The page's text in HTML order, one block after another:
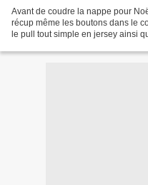
Avant de coudre la nappe pour
récup même les boutons dans le
le pull tout simple en jersey ainsi